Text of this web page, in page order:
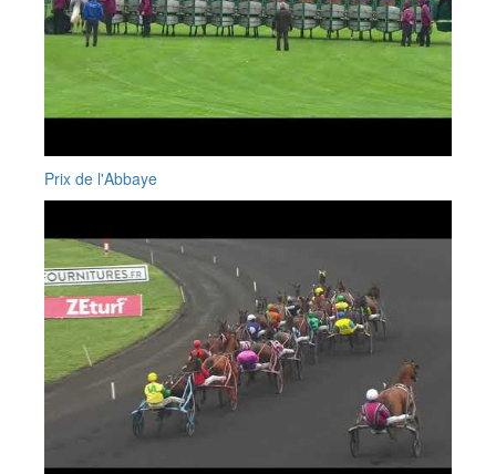
Prix de l'Abbaye